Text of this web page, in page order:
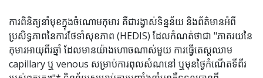
ការពិនិត្យនាំមុខក្នុងចំណោមកុមារ គឺជារង្វាស់ទិន្នន័យ និងព័ត៌មានអំពី
ប្រសិទ្ធភាពនៃការថែទាំសុខភាព (HEDIS) ដែលកំណត់ថាជា "ភាគរយនៃ
កុមារអាយុពីរឆ្នាំ ដែលមានយ៉ាងហោចណាស់មួយ ការធ្វើតេស្តឈាម
capillary ឬ venous សម្រាប់ការពុលសំណនៅ ឬមុនថ្ងៃកំណើតទីពីរ